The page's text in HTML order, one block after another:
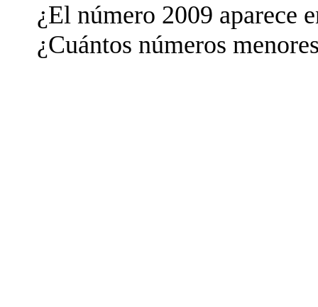
¿El número 2009 aparece
¿Cuántos números